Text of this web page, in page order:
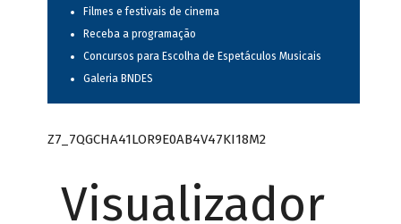
Filmes e festivais de cinema
Receba a programação
Concursos para Escolha de Espetáculos Musicais
Galeria BNDES
Z7_7QGCHA41LOR9E0AB4V47KI18M2
Visualizador